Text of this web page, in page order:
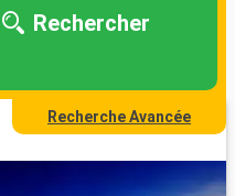
Rechercher
Recherche Avancée